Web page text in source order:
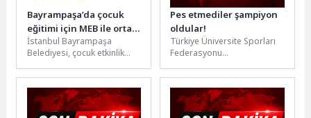
Bayrampaşa’da çocuk
eğitimi için MEB ile ortak
protokol
İstanbul Bayrampaşa
Belediyesi, çocuk etkinlik
standartlarını yükseltmek ve
çocukların daha nitelikli
eğitime kavuşmasını...
Pes etmediler şampiyon
oldular!
Türkiye Üniversite Sporları
Federasyonu
üniversitenin mücadele ettiği
şampiyonada, grup
aşamasından finale kadar
etkileyici...